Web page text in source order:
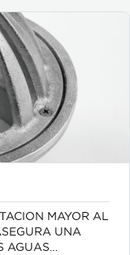
MAYOR AL
UNA
AGUAS